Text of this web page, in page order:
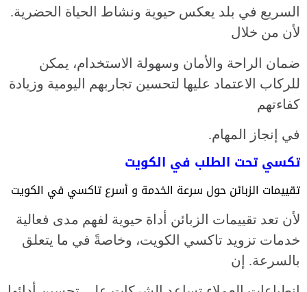
السريع في بلد يعكس حيوية ونشاط الحياة الحضرية.
لأن من خلال
ضمان الراحة والأمان وسهولة الاستخدام، يمكن
للركاب الاعتماد عليها لتحسين تجاربهم اليومية وزيادة
كفاءتهم
في إنجاز المهام.
تكسي تحت الطلب في الكويت
تقييمات الزبائن حول سرعة الخدمة و أسرع تاكسي في الكويت
لأن تعد تقييمات الزبائن أداة حيوية لفهم مدى فعالية
خدمات تزويد تاكسي الكويت، وخاصةً في ما يتعلق
بالسرعة. إن